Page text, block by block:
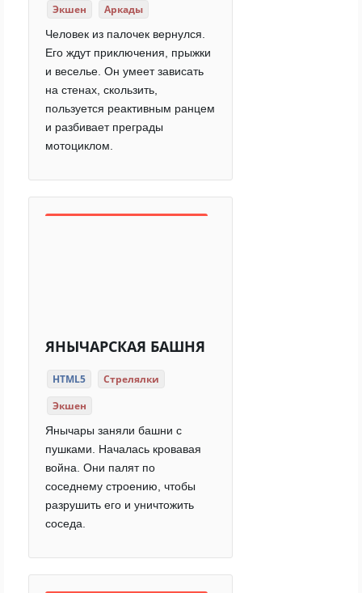
Экшен
Аркады
Человек из палочек вернулся.
Его ждут приключения, прыжки
и веселье. Он умеет зависать
на стенах, скользить,
пользуется реактивным ранцем
и разбивает преграды
мотоциклом.
ЯНЫЧАРСКАЯ БАШНЯ
HTML5
Стрелялки
Экшен
Янычары заняли башни с
пушками. Началась кровавая
война. Они палят по
соседнему строению, чтобы
разрушить его и уничтожить
соседа.